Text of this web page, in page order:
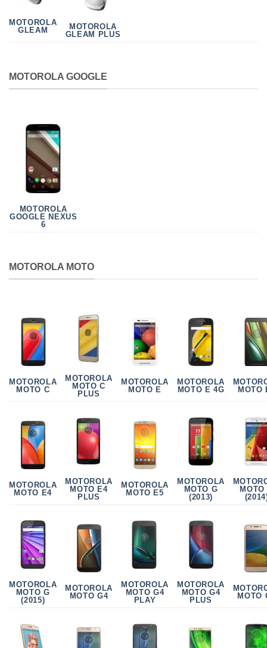
MOTOROLA
GLEAM
MOTOROLA
GLEAM PLUS
MOTOROLA GOOGLE
MOTOROLA
GOOGLE NEXUS
6
MOTOROLA MOTO
MOTOROLA
MOTO C
MOTOROLA
MOTO C
PLUS
MOTOROLA
MOTO E
MOTOROLA
MOTO E 4G
MOTO
MOTOROLA
MOTO E4
MOTOROLA
MOTO E4
PLUS
MOTOROLA
MOTO E5
MOTOROLA
MOTO G
(2013)
MOTO
MOTOROLA
MOTO G
(2015)
MOTOROLA
MOTO G4
MOTOROLA
MOTO G4
PLAY
MOTOROLA
MOTO G4
PLUS
MOTO